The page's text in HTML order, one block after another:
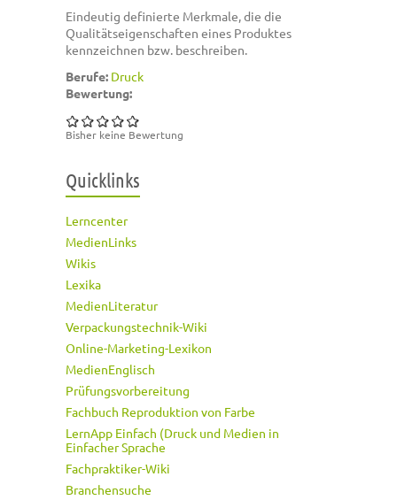
Eindeutig definierte Merkmale, die die
Qualitätseigenschaften eines Produktes
kennzeichnen bzw. beschreiben.
Berufe: Druck
Bewertung:
Bisher keine Bewertung
Quicklinks
Lerncenter
MedienLinks
Wikis
Lexika
MedienLiteratur
Verpackungstechnik-Wiki
Online-Marketing-Lexikon
MedienEnglisch
Prüfungsvorbereitung
Fachbuch Reproduktion von Farbe
LernApp Einfach (Druck und Medien in
Einfacher Sprache
Fachpraktiker-Wiki
Branchensuche